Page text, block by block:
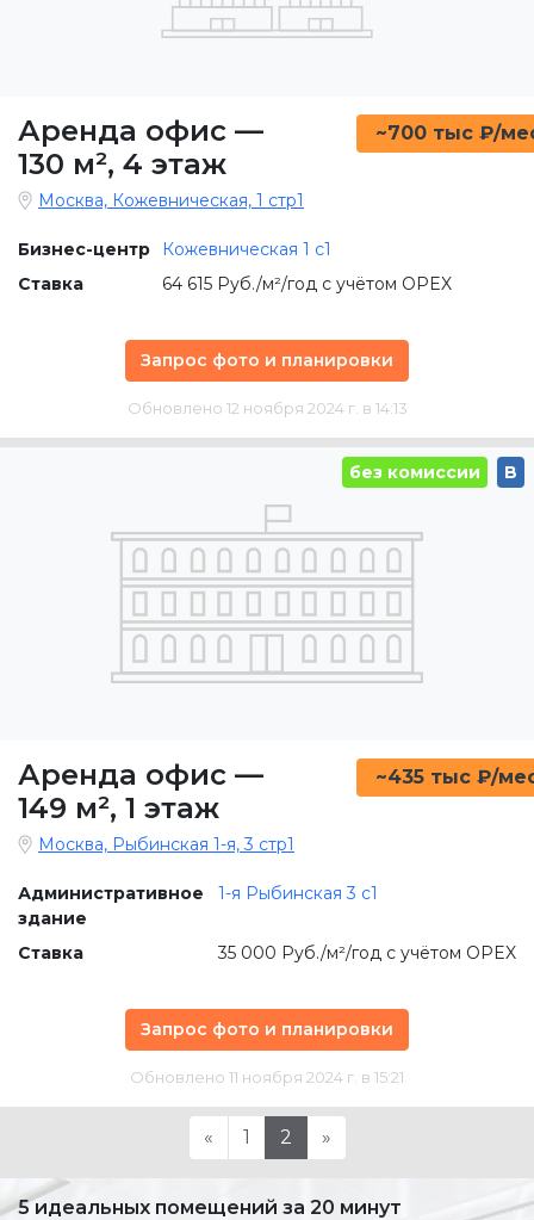
Аренда офис —
130 м², 4 этаж
~700 тыс ₽/
Москва, Кожевническая, 1 стр1
Бизнес-центр
Кожевническая 1 c1
Ставка
64 615 Руб./м²/год с учётом OPEX
Запрос фото и планировки
Обновлено 12 ноября 2024 г. в 14:13
без комиссии B
Аренда офис —
149 м², 1 этаж
~435 тыс ₽/
Москва, Рыбинская 1-я, 3 стр1
Административное
здание
1-я Рыбинская 3 с1
Ставка 35 000 Руб./м²/год с учётом OPEX
Запрос фото и планировки
Обновлено 11 ноября 2024 г. в 15:21
« 1 2 »
5 идеальных помещений за 20 минут